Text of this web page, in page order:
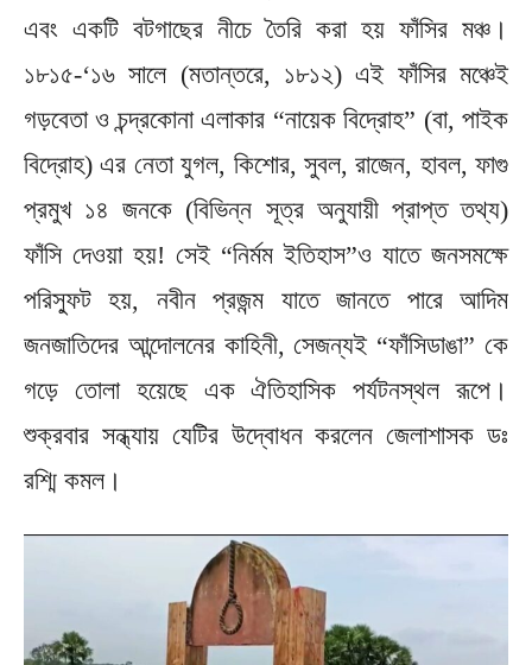
এবং একটি বটগাছের নীচে তৈরি করা হয় ফাঁসির মঞ্চ।
১৮১৫-‘১৬ সালে (মতান্তরে, ১৮১২) এই ফাঁসির মঞ্চেই
গড়বেতা ও চন্দ্রকোনা এলাকার “নায়েক বিদ্রোহ” (বা, পাইক
বিদ্রোহ) এর নেতা যুগল, কিশোর, সুবল, রাজেন, হাবল, ফাগু
প্রমুখ ১৪ জনকে (বিভিন্ন সূত্র অনুযায়ী প্রাপ্ত তথ্য)
ফাঁসি দেওয়া হয়! সেই “নির্মম ইতিহাস”ও যাতে জনসমক্ষে
পরিস্ফুট হয়, নবীন প্রজন্ম যাতে জানতে পারে আদিম
জনজাতিদের আন্দোলনের কাহিনী, সেজন্যই “ফাঁসিডাঙা” কে
গড়ে তোলা হয়েছে এক ঐতিহাসিক পর্যটনস্থল রূপে।
শুক্রবার সন্ধ্যায় যেটির উদ্বোধন করলেন জেলাশাসক ডঃ
রশ্মি কমল।